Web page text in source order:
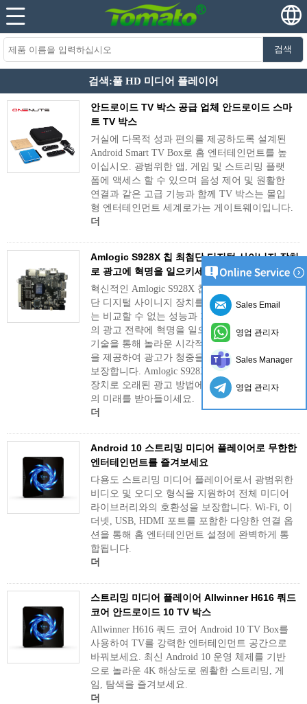
검색
검색:풀 HD 미디어 플레이어
안드로이드 TV 박스 공급 업체 안드로이드 스마
트 TV 박스
거실에 다목적 성과 편의를 제공하도록 설계된
Android Smart TV Box로 홈 엔터테인먼트를 높
이십시오. 광범위한 앱, 게임 및 스트리밍 플랫
폼에 액세스 할 수 있으며 음성 제어 및 원활한
연결과 같은 고급 기능과 함께 TV 박스는 몰입
형 엔터테인먼트 세계로가는 게이트웨이입니다.
더
Amlogic S928X 칩 최첨단 디지털 사이니지 장치
로 광고에 혁명을 일으키세요
혁신적인 Amlogic S928X 칩으로 구동되는 최첨
단 디지털 사이니지 장치를 소개합니다. 이 장치
는 비교할 수 없는 성능과 기능을 제공하여 귀하
의 광고 전략에 혁명을 일으킬 것입니다. 첨단
기술을 통해 놀라운 시각적 효과와 원활한 재생
을 제공하여 광고가 청중을 사로잡을 수 있도록
보장합니다. Amlogic S928X 칩 디지털 사이니지
장치로 오래된 광고 방법에 작별을 고하고 광고
의 미래를 받아들이세요.
더
Android 10 스트리밍 미디어 플레이어로 무한한
엔터테인먼트를 즐겨보세요
다용도 스트리밍 미디어 플레이어로서 광범위한
비디오 및 오디오 형식을 지원하여 전체 미디어
라이브러리와의 호환성을 보장합니다. Wi-Fi, 이
더넷, USB, HDMI 포트를 포함한 다양한 연결 옵
션을 통해 홈 엔터테인먼트 설정에 완벽하게 통
합됩니다.
더
스트리밍 미디어 플레이어 Allwinner H616 쿼드
코어 안드로이드 10 TV 박스
Allwinner H616 쿼드 코어 Android 10 TV Box를
사용하여 TV를 강력한 엔터테인먼트 공간으로
바꿔보세요. 최신 Android 10 운영 체제를 기반
으로 놀라운 4K 해상도로 원활한 스트리밍, 게
임, 탐색을 즐겨보세요.
더
Sales Email
영업 관리자
Sales Manager
영업 관리자